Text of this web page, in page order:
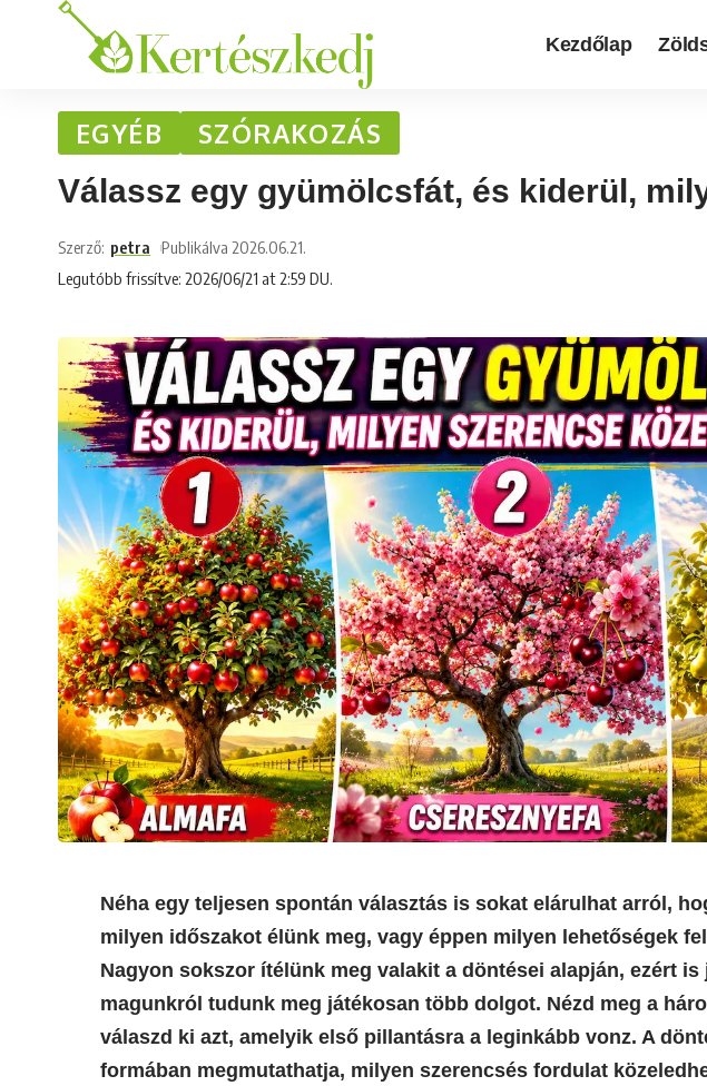
Kezdőlap
EGYÉB SZÓRAKOZÁS
Válassz egy gyümölcsfát, és kiderül,
Legutóbb frissítve: 2026/06/21 at 2:59 DU.
Szerző: petra Publikálva 2026.06.21.
Néha egy teljesen spontán választás is sokat elárulhat arról,
milyen időszakot élünk meg, vagy éppen milyen lehetőségek
Nagyon sokszor ítélünk meg valakit a döntései alapján, ezért is
magunkról tudunk meg játékosan több dolgot. Nézd meg a
válaszd ki azt, amelyik első pillantásra a leginkább vonz. A
formában megmutathatja, milyen szerencsés fordulat